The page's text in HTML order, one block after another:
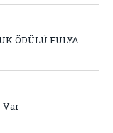
ÖDÜLÜ FULYA
Var